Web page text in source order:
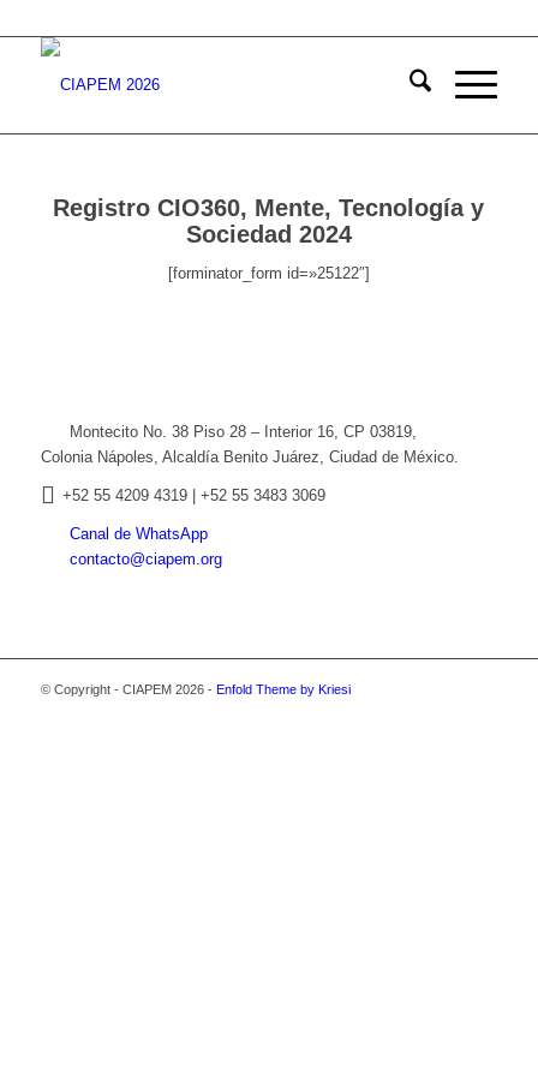
Registro CIO360, Mente, Tecnología y
Sociedad 2024
[forminator_form id=»25122″]
Montecito No. 38 Piso 28 – Interior 16, CP 03819,
Colonia Nápoles, Alcaldía Benito Juárez, Ciudad de México.
+5255 4209 4319 |+52 55 3483 3069
Canal de WhatsApp
contacto@ciapem.org
© Copyright - CIAPEM 2026 - Enfold Theme by Kriesi